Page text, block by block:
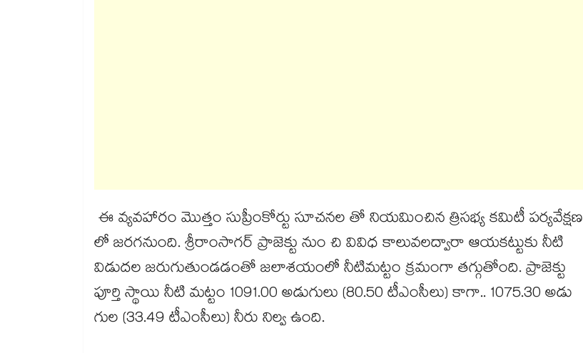
ఈ వ్యవహారం మొత్తం సుప్రీంకోర్టు సూచనల తో నియమించిన త్రిసభ్య కమిటీ పర్యవేక్షణ
లో జరగనుంది. శ్రీరాంసాగర్ ప్రాజెక్టు నుం చి వివిధ కాలువలద్వారా ఆయకట్టుకు నీటి
విడుదల జరుగుతుండడంతో జలాశయంలో నీటిమట్టం క్రమంగా తగ్గుతోంది. ప్రాజెక్టు
పూర్తి స్థాయి నీటి మట్టం 1091.00 అడుగులు (80.50 టీఎంసీలు) కాగా.. 1075.30 అడు
గుల (33.49 టీఎంసీలు) నీరు నిల్వ ఉంది.